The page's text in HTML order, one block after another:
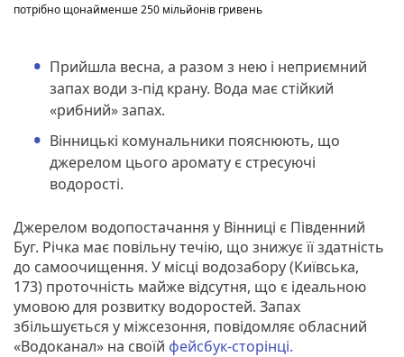
потрібно щонайменше 250 мільйонів гривень
Прийшла весна, а разом з нею і неприємний
запах води з-під крану. Вода має стійкий
«рибний» запах.
Вінницькі комунальники пояснюють, що
джерелом цього аромату є стресуючі
водорості.
Джерелом водопостачання у Вінниці є Південний
Буг. Річка має повільну течію, що знижує її здатність
до самоочищення. У місці водозабору (Київська,
173) проточність майже відсутня, що є ідеальною
умовою для розвитку водоростей. Запах
збільшується у міжсезоння, повідомляє обласний
«Водоканал» на своїй фейсбук-сторінці.